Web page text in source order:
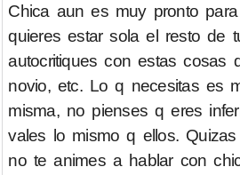
Chica aun es muy pronto
quieres estar sola el resto de
autocritiques con estas cosas
novio, etc. Lo q necesitas es
misma, no pienses q eres
vales lo mismo q ellos.
no te animes a hablar con